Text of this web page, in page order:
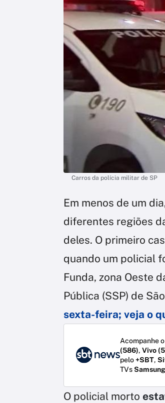
Carros da polícia militar de SP
Em menos de um
diferentes regiões
deles. O primeiro
quando um policial
Funda, zona Oeste
Pública (SSP) de
sexta-feira; veja o
Acompanhe
(586), Vivo
pelo+SBT,
TVsSamsung
O policial morto